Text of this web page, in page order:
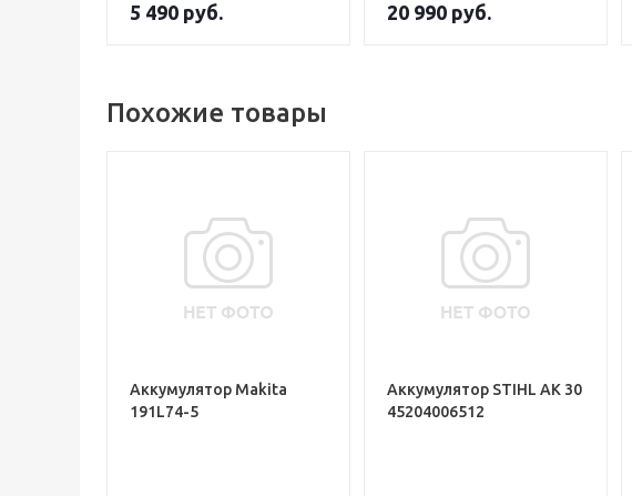
5 490 руб. 20 990 руб.
Похожие товары
Аккумулятор Makita
191L74-5
Аккумулятор STIHL АK 30
45204006512